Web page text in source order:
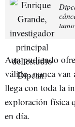
Aun pudiendo
válido, nunca van
llega con toda la
exploración física
en día.